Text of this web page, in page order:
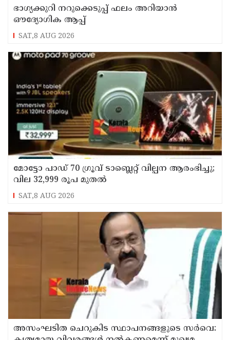
ഭാഗ്യക്കുറി നറുക്കെടുപ്പ് ഫലം അറിയാൻ
ഔദ്യോഗിക ആപ്പ്
SAT,8 AUG 2026
മോട്ടോ പാഡ് 70 ഗ്രൂവ് ടാബ്ലെറ്റ് വില്പന ആരംഭിച്ചു;
വില 32,999 രൂപ മുതൽ
SAT,8 AUG 2026
അസംഘടിത ചെറുകിട സ്ഥാപനങ്ങളുടെ സർവെ: